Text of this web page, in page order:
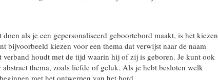
doen als je een gepersonaliseerd geboortebord maakt, is het kiezen
bijvoorbeeld kiezen voor een thema dat verwijst naar de naam
verband houdt met de tijd waarin hij of zij is geboren. Je kunt ook
abstract thema, zoals liefde of geluk. Als je hebt besloten welk
met het ontwerpen van het bord.